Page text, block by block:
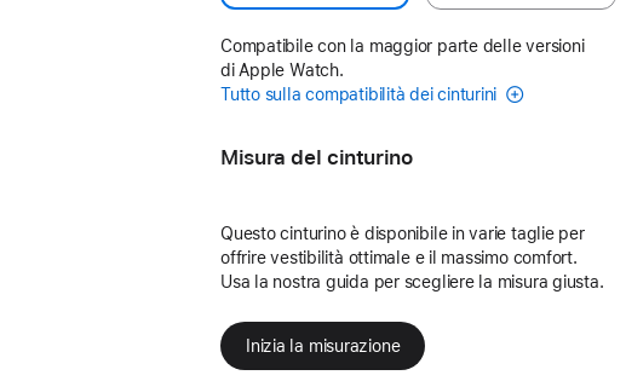
Compatibile con la maggior parte delle versioni
di Apple Watch.
Tutto sulla compatibilità dei cinturini
Misura del cinturino
Questo cinturino è disponibile in varie taglie per
offrire vestibilità ottimale e il massimo comfort.
Usa la nostra guida per scegliere la misura giusta.
Inizia la misurazione